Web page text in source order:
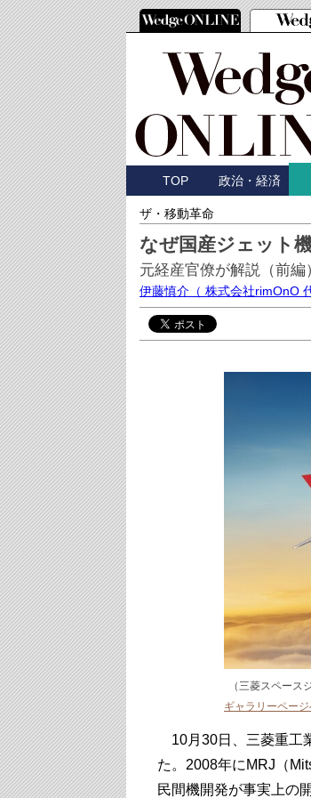
TOP 政治・経済
ザ・移動革命
なぜ国産ジェット
元経産官僚が解説（前編
伊藤慎介 （ 株式会社rimOnO
（三菱スペース
ギャラリーペー
10月30日、三菱重工
た。2008年にMRJ（
民間機開発が事実上の